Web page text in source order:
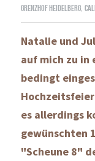
Grenzhof Heidelberg,
Natalie und
auf mich zu in
bedingt
es allerdings
gewünschten
"Scheune 8"